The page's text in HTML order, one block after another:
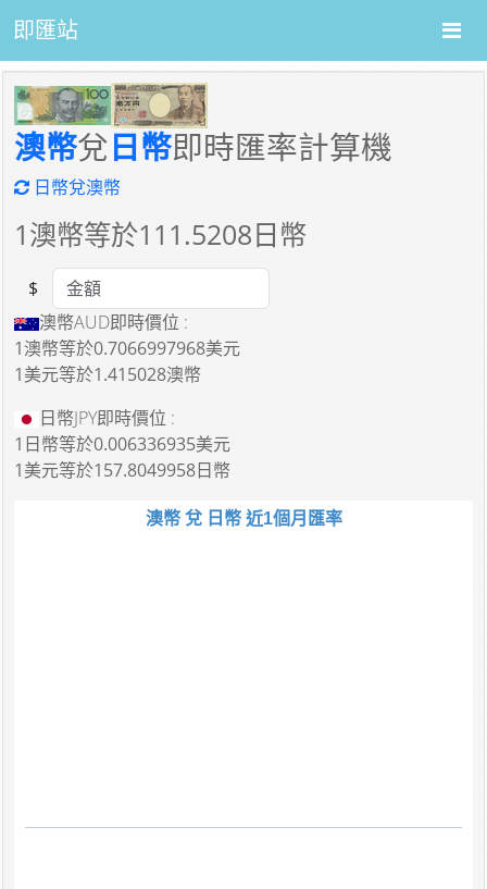
即匯站
澳幣兌日幣即時匯率計算機
日幣兌澳幣
1澳幣等於111.5208日幣
Amount
$
澳幣AUD即時價位 :
1澳幣等於0.7066997968美元
1美元等於1.415028澳幣
日幣JPY即時價位 :
1日幣等於0.006336935美元
1美元等於157.8049958日幣
澳幣 兌 日幣 近1個月匯率